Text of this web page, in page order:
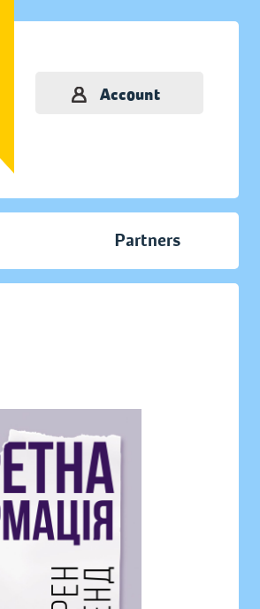
Account
Partners